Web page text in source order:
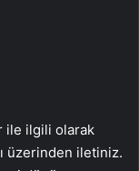
ile ilgili olarak
üzerinden iletiniz.